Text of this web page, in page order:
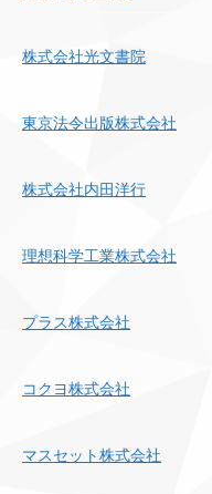
株式会社光文書院
東京法令出版株式会社
株式会社内田洋行
理想科学工業株式会社
プラス株式会社
コクヨ株式会社
マスセット株式会社